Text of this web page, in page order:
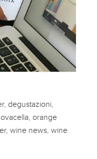
, degustazioni
orange
,wine news ,wine